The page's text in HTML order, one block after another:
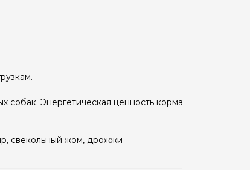
Энергетическая ценность корма
свекольный жом, дрожжи